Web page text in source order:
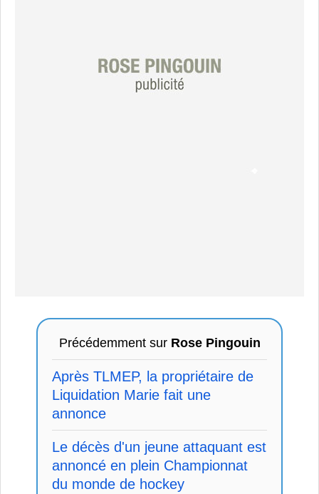
Précédemment sur Rose Pingouin
Après TLMEP, la propriétaire de
Liquidation Marie fait une
annonce
Le décès d'un jeune attaquant est
annoncé en plein Championnat
du monde de hockey